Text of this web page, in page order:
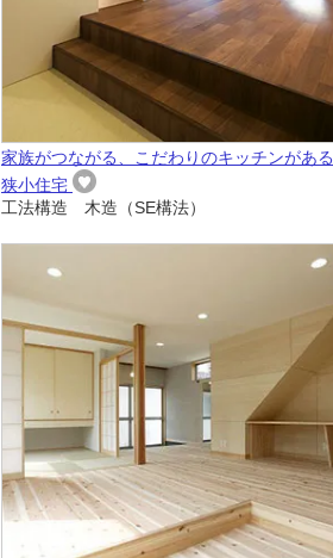
家族がつながる、こだわりのキッチンがある
狭小住宅
工法構造 木造（SE構法）